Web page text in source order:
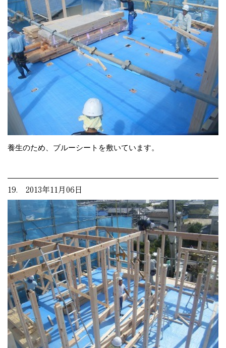
養生のため、ブルーシートを敷いています。
19. 2013年11月06日